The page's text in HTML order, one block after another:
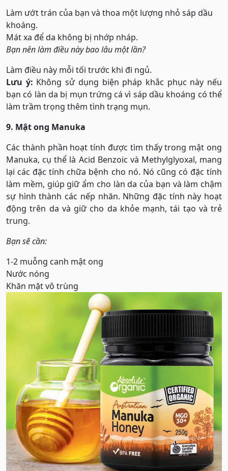
Làm ướt trán của bạn và thoa một lượng nhỏ sáp dầu
khoáng.
Mát xa để da không bị nhớp nháp.
Bạn nên làm điều này bao lâu một lần?
Làm điều này mỗi tối trước khi đi ngủ.
Lưu ý: Không sử dụng biện pháp khắc phục này nếu
bạn có làn da bị mụn trứng cá vì sáp dầu khoáng có thể
làm trầm trọng thêm tình trạng mụn.
9. Mật ong Manuka
Các thành phần hoạt tính được tìm thấy trong mật ong
Manuka, cụ thể là Acid Benzoic và Methylglyoxal, mang
lại các đặc tính chữa bệnh cho nó. Nó cũng có đặc tính
làm mềm, giúp giữ ẩm cho làn da của bạn và làm chậm
sự hình thành các nếp nhăn. Những đặc tính này hoạt
động trên da và giữ cho da khỏe mạnh, tái tạo và trẻ
trung.
Bạn sẽ cần:
1-2 muỗng canh mật ong
Nước nóng
Khăn mặt vô trùng